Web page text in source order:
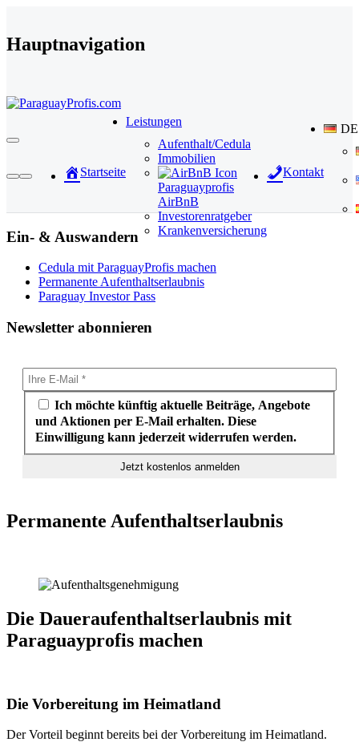
Hauptnavigation
Startseite
Leistungen
Aufenthalt/Cedula
Immobilien
Paraguayprofis
AirBnB
Investorenratgeber
Krankenversicherung
Kontakt
DE
Ein- & Auswandern
Cedula mit ParaguayProfis machen
Permanente Aufenthaltserlaubnis
Paraguay Investor Pass
Newsletter abonnieren
Ich möchte künftig aktuelle Beiträge, Angebote
und Aktionen per E-Mail erhalten. Diese
Einwilligung kann jederzeit widerrufen werden.
Permanente Aufenthaltserlaubnis
Die Daueraufenthaltserlaubnis mit
Paraguayprofis machen
Die Vorbereitung im Heimatland
Der Vorteil beginnt bereits bei der Vorbereitung im Heimatland.